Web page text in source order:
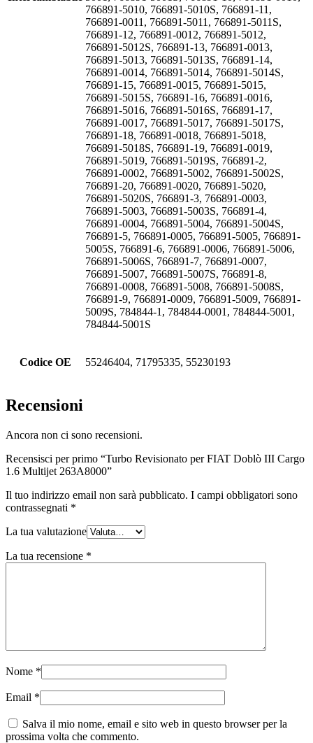
766891-5010, 766891-5010S, 766891-11,
766891-0011, 766891-5011, 766891-5011S,
766891-12, 766891-0012, 766891-5012,
766891-5012S, 766891-13, 766891-0013,
766891-5013, 766891-5013S, 766891-14,
766891-0014, 766891-5014, 766891-5014S,
766891-15, 766891-0015, 766891-5015,
766891-5015S, 766891-16, 766891-0016,
766891-5016, 766891-5016S, 766891-17,
766891-0017, 766891-5017, 766891-5017S,
766891-18, 766891-0018, 766891-5018,
766891-5018S, 766891-19, 766891-0019,
766891-5019, 766891-5019S, 766891-2,
766891-0002, 766891-5002, 766891-5002S,
766891-20, 766891-0020, 766891-5020,
766891-5020S, 766891-3, 766891-0003,
766891-5003, 766891-5003S, 766891-4,
766891-0004, 766891-5004, 766891-5004S,
766891-5, 766891-0005, 766891-5005, 766891-
5005S, 766891-6, 766891-0006, 766891-5006,
766891-5006S, 766891-7, 766891-0007,
766891-5007, 766891-5007S, 766891-8,
766891-0008, 766891-5008, 766891-5008S,
766891-9, 766891-0009, 766891-5009, 766891-
5009S, 784844-1, 784844-0001, 784844-5001,
784844-5001S
Codice OE 55246404, 71795335, 55230193
Recensioni
Ancora non ci sono recensioni.
Recensisci per primo “Turbo Revisionato per FIAT Doblò III Cargo
1.6 Multijet 263A8000”
Il tuo indirizzo email non sarà pubblicato. I campi obbligatori sono
contrassegnati *
La tua valutazione
La tua recensione *
Nome *
Email *
Salva il mio nome, email e sito web in questo browser per la
prossima volta che commento.